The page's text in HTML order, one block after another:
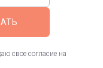
свое согласие на